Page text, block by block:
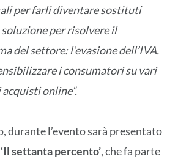
per farli diventare sostituti
soluzione per risolvere il
del settore: l’evasione dell’IVA.
i consumatori su vari
online”.
durante l’evento sarà presentato
‘Il settanta percento’, che fa parte